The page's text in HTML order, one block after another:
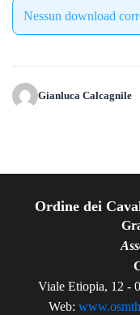
Nessun download
Gianluca Calcagnile
Ordine dei
Viale Etiopia, 12 -
Web: